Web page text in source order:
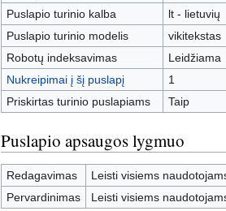
Puslapio turinio kalba
lt - lietuvių
Puslapio turinio modelis
vikitekstas
Robotų indeksavimas
Leidžiama
Nukreipimai į šį puslapį
1
Priskirtas turinio puslapiams
Taip
Puslapio apsaugos lygmuo
Redagavimas
Leisti visiems
Pervardinimas
Leisti visiems